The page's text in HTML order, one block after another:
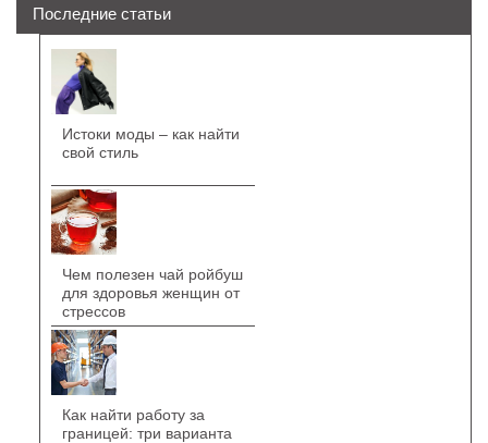
Последние статьи
Истоки моды – как найти
свой стиль
Чем полезен чай ройбуш
для здоровья женщин от
стрессов
Как найти работу за
границей: три варианта